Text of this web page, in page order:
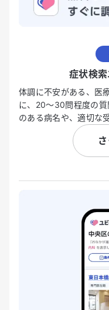
症状検索
体調に不安がある、医
に、20〜30問程度の
のある病名や、適切な